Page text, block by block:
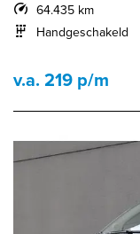
64.435 km
Handgeschakeld
v.a. 219 p/m